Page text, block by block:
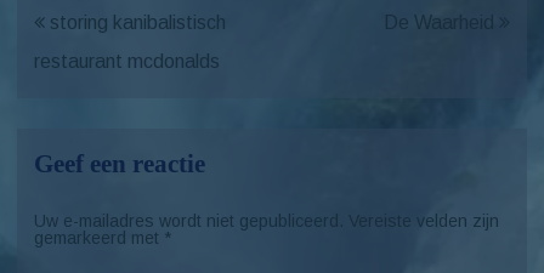
storing kanibalistisch
restaurant mcdonalds
De Waarheid
Geef een reactie
Uw e-mailadres wordt niet gepubliceerd.
Vereiste velden zijn
gemarkeerd met *